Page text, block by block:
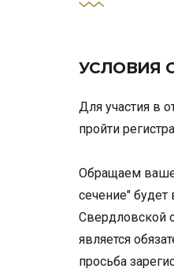
УСЛОВИЯ
Для участия в
пройти
Обращаем ваше
сечение" будет
Свердловской
является
просьба